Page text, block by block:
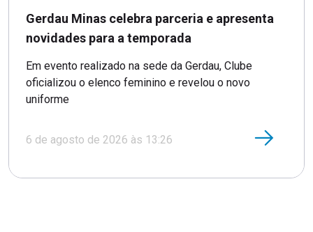
Gerdau Minas celebra parceria e apresenta
novidades para a temporada
Em evento realizado na sede da Gerdau, Clube
oficializou o elenco feminino e revelou o novo
uniforme
6 de agosto de 2026 às 13:26